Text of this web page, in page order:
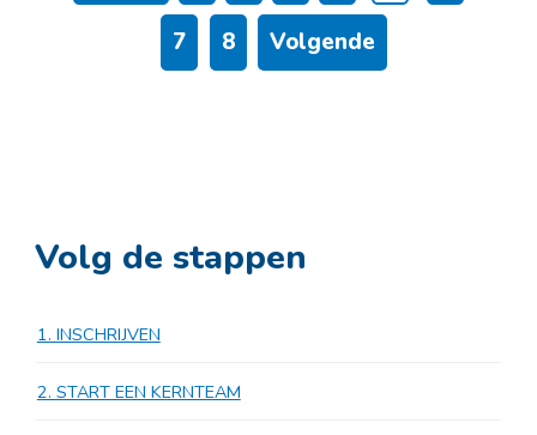
7 8 Volgende
Volg de stappen
1. INSCHRIJVEN
2. START EEN KERNTEAM